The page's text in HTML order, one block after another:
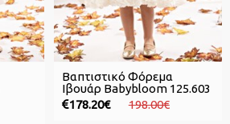
Βαπτιστικό Φόρεμα
Ιβουάρ Babybloom 125.603
178.20€
198.00€